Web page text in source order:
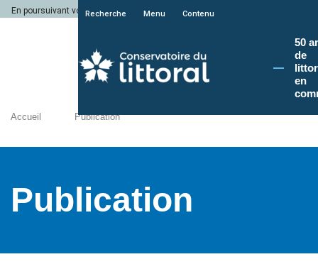
En poursuivant votre navigation sur le site du Conservatoire du littoral, vous
Recherche Menu Contenu
50
de
en
Accueil Publication
Publication